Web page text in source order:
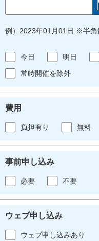
例）2023年01月01日 ※半角
今日 明日
常時開催を除外
費用
負担有り 無料
事前申し込み
必要 不要
ウェブ申し込み
ウェブ申し込みあり